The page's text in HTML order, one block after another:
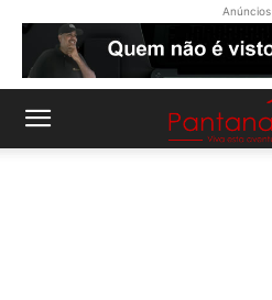
Anúncios